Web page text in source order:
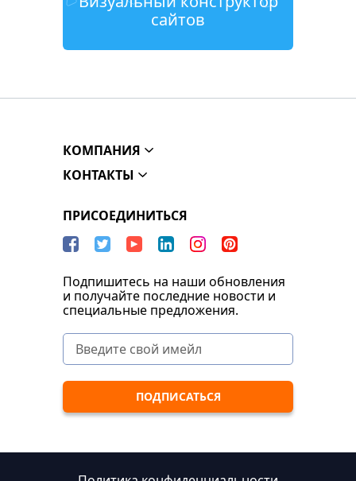
сайтов
КОМПАНИЯ
КОНТАКТЫ
ПРИСОЕДИНИТЬСЯ
Подпишитесь на наши обновления
и получайте последние новости и
специальные предложения.